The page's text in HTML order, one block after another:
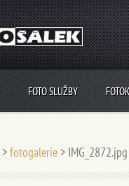
FOTO SLUŽBY
>fotogalerie > IMG_2872.jpg